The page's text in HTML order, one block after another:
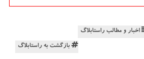
اخبار و مطالب راستابلاگ
بازگشت به راستابلاگ